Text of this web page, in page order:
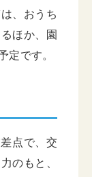
、おうち
ほか、園
定です。
点で、交
のもと、